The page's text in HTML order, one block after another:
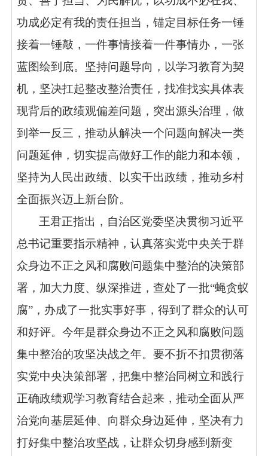
功成必定有我的责任担当，锚定目标任务一锤
接着一锤敲，一件事情接着一件事情办，一张
蓝图绘到底。
坚持问题导向， 以学习教育为契
机，坚决扛起整改整治责任，找准找实具体表
现背后的政绩观偏差问题，突出源头治理，做
到举一反三，推动从解决一个问题向解决一类
问题延伸，切实提高做好工作的能力和本领，
坚持为人民出政绩、以实干出政绩，推动乡村
全面振兴迈上新台阶。
王君正指出， 自治区党委坚决贯彻习近平
总书记重要指示精神，认真落实党中央关于群
众身边不正之风和腐败问题集中整治的决策部
署，加大力度、纵深推进，查处了一批“蝇贪蚁
腐”，办成了一批实事好事，得到了群众的认可
和好评。今年是群众身边不正之风和腐败问题
集中整治的攻坚决战之年。 要不折不扣贯彻落
实党中央决策部署， 把集中整治同树立和践行
正确政绩观学习教育结合起来，推动全面从严
治党向基层延伸、向群众身边延伸，坚决有力
打好集中整治攻坚战，让群众切身感到新变